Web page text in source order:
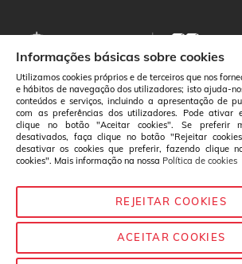
Português
Informações básicas sobre cookies
Utilizamos cookies próprios e de terceiros que nos
e hábitos de navegação dos utilizadores; isto ajuda-
conteúdos e serviços, incluindo a apresentação de
com as preferências dos utilizadores. Pode ativar
clique no botão "Aceitar cookies". Se preferir
desativados, faça clique no botão "Rejeitar
desativar os cookies que preferir, fazendo clique
cookies". Mais informação na nossa Política de cookies
REJEITAR COOKIES
ACEITAR COOKIES